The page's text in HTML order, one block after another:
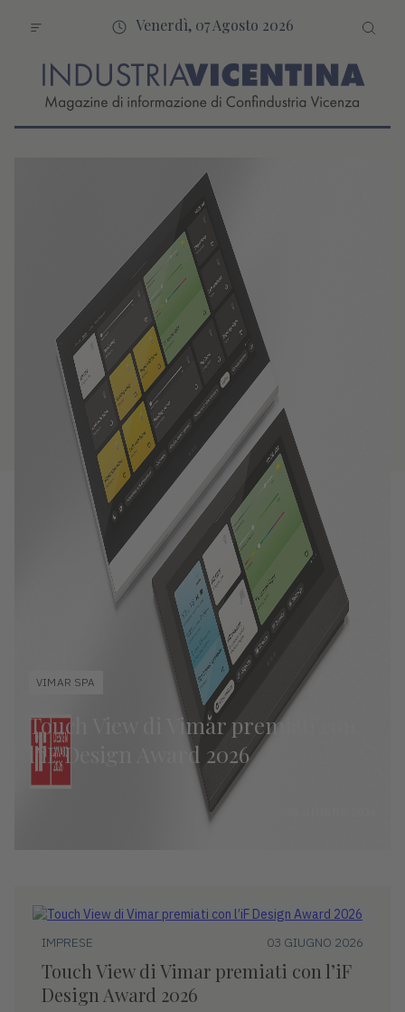
Venerdì, 07 Agosto 2026
VIMAR SPA
Touch View di Vimar premiati con
l’iF Design Award 2026
IMPRESE 03 GIUGNO 2026
Touch View di Vimar premiati con l’iF
Design Award 2026